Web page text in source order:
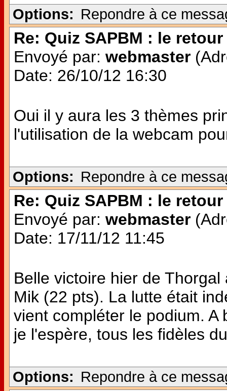
Options: Repondre à ce
Re: Quiz SAPBM : le retour
Envoyé par: webmaster
Date: 26/10/12 16:30
Oui il y aura les 3 thèmes
l'utilisation de la webcam
Options: Repondre à ce
Re: Quiz SAPBM : le retour
Envoyé par: webmaster
Date: 17/11/12 11:45
Belle victoire hier de
Mik (22 pts). La lutte était
vient compléter le podium.
je l'espère, tous les fidèles
Options: Repondre à ce